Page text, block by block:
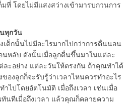
ที่ โดยไม่มีแสงสว่างเข้ามารบกวนการ
ทุกวัน
เด็กนั้นไม่มีอะไรมากไปกว่าการตื่นนอน
นหลับ ดังนั้นเมื่อลูกตื่นขึ้นมาในแต่ละ
ะอย่าง แต่ละวันให้ตรงกัน ถ้าคุณทำได้
องลูกก็จะรับรู้ว่าเวลาไหนควรทำอะไร
ำไปโดยอัตโนมัติ เมื่อถึงเวลา เช่นเมื่อ
นทีเมื่อถึงเวลา แล้วคุณก็คลายความ